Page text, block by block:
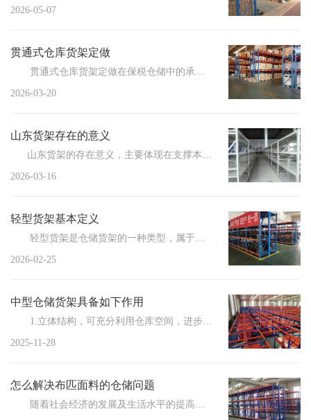
2026-05-07
贯通式仓库货架定做
贯通式仓库货架定做在保税仓储中的承重标准解析，助力企业高效储存管理。随着全球贸易的不断增长，保税...
2026-03-20
山东货架存在的意义
山东货架的存在意义，主要体现在支撑本地制造业、快消零售、冷...
2026-03-16
轻型货架基本定义
轻型货架是仓储货架的一种类型，属于轻中型搁板货架，单层承载量通常为100-200kg，主要由立柱...
2026-02-25
中型仓储货架具备如下作用
1.立体结构，可充分利用仓库空间，进步仓库容量利用率，扩大仓库储存能力； 2....
2025-11-28
怎么解决布匹面料的仓储问题
随着社会经济的发展及生活水平的提高，人们对品质的要求愈发严苛，这普遍体现在吃住穿...